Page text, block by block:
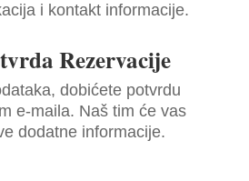
i kontakt informacije.
Rezervacije
dobićete potvrdu
e-maila. Naš tim će vas
dodatne informacije.